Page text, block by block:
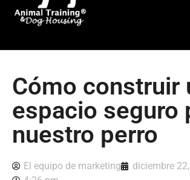
Cómo construir
espacio seguro
nuestro perro
El equipo de marketing
diciembre